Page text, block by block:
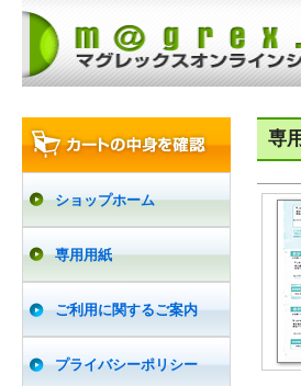
ショップホーム
専用用紙
ご利用に関するご案内
プライバシーポリシー
専